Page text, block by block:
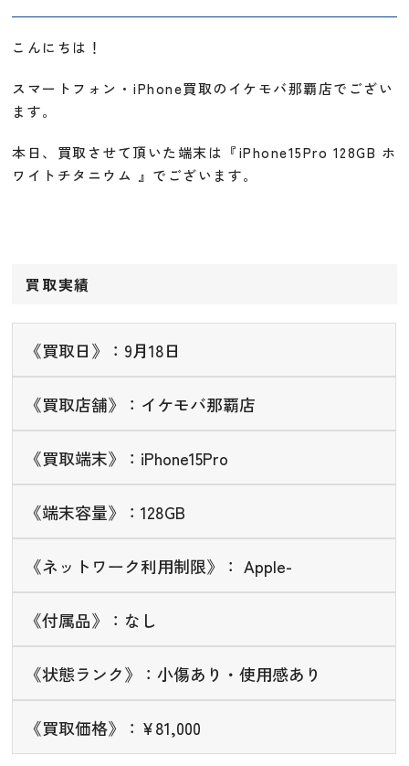
こんにちは！
スマートフォン・iPhone買取のイケモバ那覇店でござい
ます。
本日、買取させて頂いた端末は『iPhone15Pro 128GB ホ
ワイトチタニウム 』でございます。
買取実績
《買取日》：9月18日
《買取店舗》：イケモバ那覇店
《買取端末》：iPhone15Pro
《端末容量》：128GB
《ネットワーク利用制限》： Apple-
《付属品》：なし
《状態ランク》：小傷あり・使用感あり
《買取価格》：¥81,000